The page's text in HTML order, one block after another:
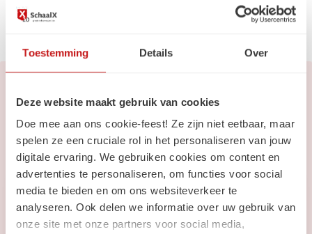
Toestemming Details Over
Deze website maakt gebruik van cookies
Doe mee aan ons cookie-feest! Ze zijn niet eetbaar, maar
spelen ze een cruciale rol in het personaliseren van jouw
digitale ervaring. We gebruiken cookies om content en
advertenties te personaliseren, om functies voor social
media te bieden en om ons websiteverkeer te
analyseren. Ook delen we informatie over uw gebruik van
onze site met onze partners voor social media,
Blijf op de hoogtevan
SchaalX
Nieuwsbrief
Ontvang elke maand de laatste: